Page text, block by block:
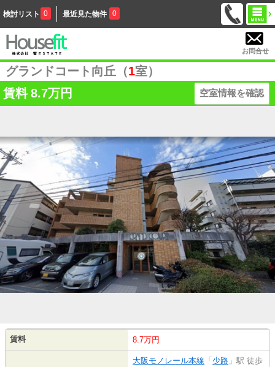
検討リスト 0 最近見た物件 0
お問合せ
グランドコート向丘（1室）
賃料 8.7万円 空室情報を確認
賃料 8.7万円
大阪モノレール本線 「 少路 」駅 徒歩